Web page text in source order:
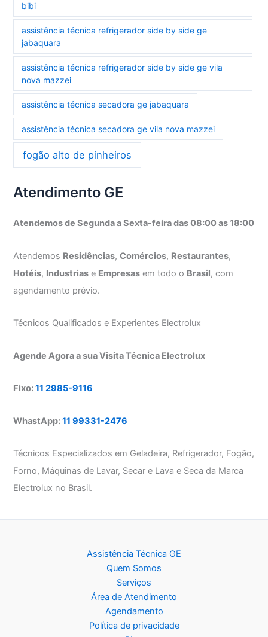
bibi
assistência técnica refrigerador side by side ge
jabaquara
assistência técnica refrigerador side by side ge vila
nova mazzei
assistência técnica secadora ge jabaquara
assistência técnica secadora ge vila nova mazzei
fogão alto de pinheiros
Atendimento GE
Atendemos de Segunda a Sexta-feira das 08:00 as 18:00
Atendemos Residências,Comércios, Restaurantes,
Hotéis, Industrias e Empresas em todo o Brasil, com
agendamento prévio.
Técnicos Qualificados e Experientes Electrolux
Agende Agora a sua Visita Técnica Electrolux
Fixo:11 2985-9116
WhastApp:11 99331-2476
Técnicos Especializados em Geladeira, Refrigerador, Fogão,
Forno, Máquinas de Lavar, Secar e Lava e Seca da Marca
Electrolux no Brasil.
Assistência Técnica GE
Quem Somos
Serviços
Área de Atendimento
Agendamento
Política de privacidade